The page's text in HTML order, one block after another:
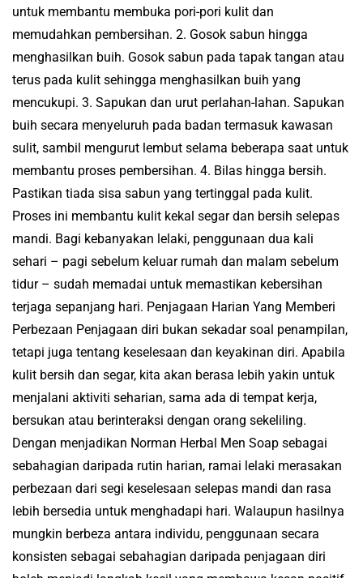
untuk membantu membuka pori-pori kulit dan
memudahkan pembersihan. 2. Gosok sabun hingga
menghasilkan buih. Gosok sabun pada tapak tangan atau
terus pada kulit sehingga menghasilkan buih yang
mencukupi. 3. Sapukan dan urut perlahan-lahan. Sapukan
buih secara menyeluruh pada badan termasuk kawasan
sulit, sambil mengurut lembut selama beberapa saat untuk
membantu proses pembersihan. 4. Bilas hingga bersih.
Pastikan tiada sisa sabun yang tertinggal pada kulit.
Proses ini membantu kulit kekal segar dan bersih selepas
mandi. Bagi kebanyakan lelaki, penggunaan dua kali
sehari – pagi sebelum keluar rumah dan malam sebelum
tidur – sudah memadai untuk memastikan kebersihan
terjaga sepanjang hari. Penjagaan Harian Yang Memberi
Perbezaan Penjagaan diri bukan sekadar soal penampilan,
tetapi juga tentang keselesaan dan keyakinan diri. Apabila
kulit bersih dan segar, kita akan berasa lebih yakin untuk
menjalani aktiviti seharian, sama ada di tempat kerja,
bersukan atau berinteraksi dengan orang sekeliling.
Dengan menjadikan Norman Herbal Men Soap sebagai
sebahagian daripada rutin harian, ramai lelaki merasakan
perbezaan dari segi keselesaan selepas mandi dan rasa
lebih bersedia untuk menghadapi hari. Walaupun hasilnya
mungkin berbeza antara individu, penggunaan secara
konsisten sebagai sebahagian daripada penjagaan diri